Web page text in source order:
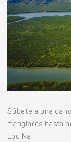
Súbete a una
manglares hasta
Lod Nai.